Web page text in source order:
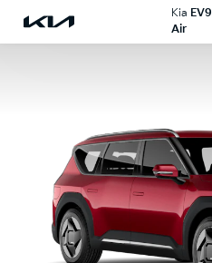
Kia EV9
Air